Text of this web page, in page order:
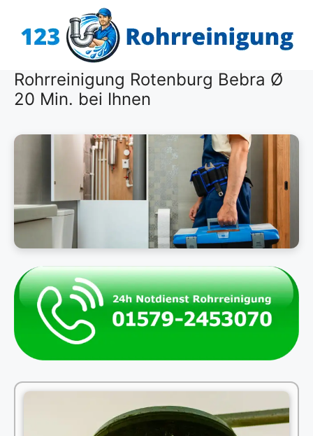
Inhalt
Rohrreinigung Rotenburg Bebra Ø
20 Min. bei Ihnen